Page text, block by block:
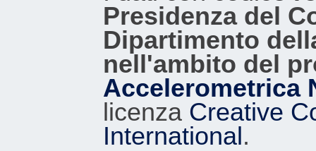
Presidenza del
Dipartimento
nell'ambito del
Accelerometrica
licenza Creative
International.